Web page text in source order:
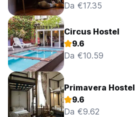
Da €17.35
Circus Hostel
9.6
Da €10.59
Primavera Hostel
9.6
Da €9.62